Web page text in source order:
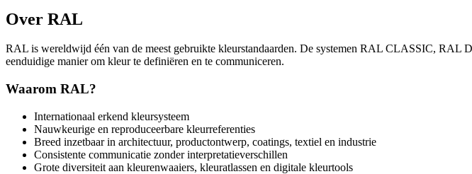
Over RAL
RAL is wereldwijd één van de meest gebruikte kleurstandaarden. De systemen RAL CLASSIC,
eenduidige manier om kleur te definiëren en te communiceren.
Waarom RAL?
Internationaal erkend kleursysteem
Nauwkeurige en reproduceerbare kleurreferenties
Breed inzetbaar in architectuur, productontwerp, coatings, textiel en industrie
Consistente communicatie zonder interpretatieverschillen
Grote diversiteit aan kleurenwaaiers, kleuratlassen en digitale kleurtools